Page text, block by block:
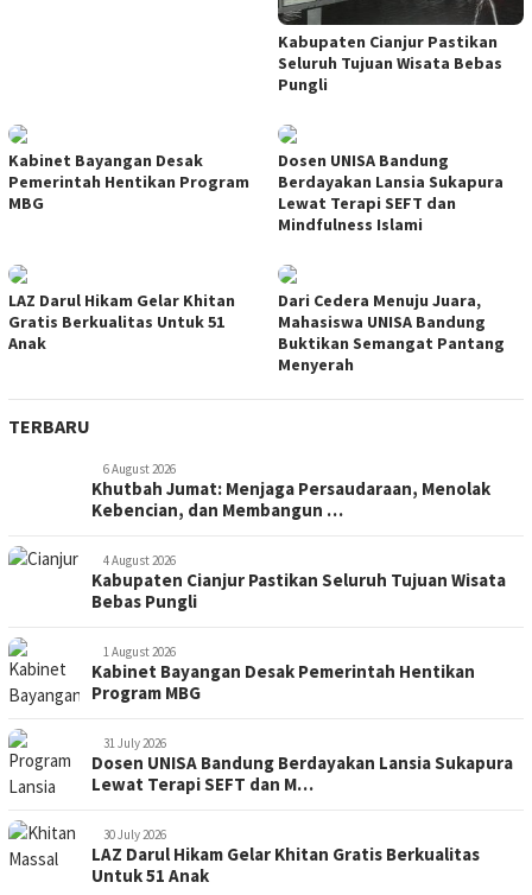
Kabupaten Cianjur Pastikan
Seluruh Tujuan Wisata Bebas
Pungli
Kabinet Bayangan Desak
Pemerintah Hentikan Program
MBG
Dosen UNISA Bandung
Berdayakan Lansia Sukapura
Lewat Terapi SEFT dan
Mindfulness Islami
LAZ Darul Hikam Gelar Khitan
Gratis Berkualitas Untuk 51
Anak
Dari Cedera Menuju Juara,
Mahasiswa UNISA Bandung
Buktikan Semangat Pantang
Menyerah
TERBARU
6 August 2026
Khutbah Jumat: Menjaga Persaudaraan, Menolak
Kebencian, dan Membangun …
4 August 2026
Kabupaten Cianjur Pastikan Seluruh Tujuan Wisata
Bebas Pungli
1 August 2026
Kabinet Bayangan Desak Pemerintah Hentikan
Program MBG
31 July 2026
Dosen UNISA Bandung Berdayakan Lansia Sukapura
Lewat Terapi SEFT dan M…
30 July 2026
LAZ Darul Hikam Gelar Khitan Gratis Berkualitas
Untuk 51 Anak